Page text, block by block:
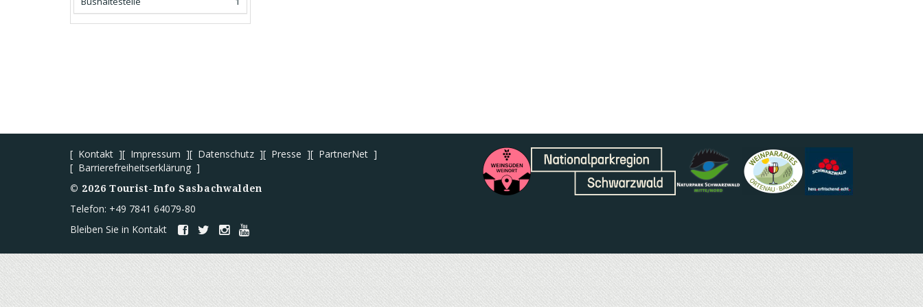
Kontakt Impressum Datenschutz Presse
PartnerNet
Barrierefreiheitserklärung
© 2026 Tourist-Info Sasbachwalden
Telefon: +49 7841 64079-80
Bleiben Sie in Kontakt